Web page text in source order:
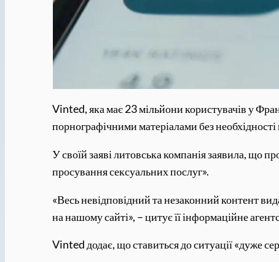
Vinted, яка має 23 мільйони користувачів у
порнографічними матеріалами без
У своїй заяві литовська компанія заявила, що
просування сексуальних послуг».
«Весь невідповідний та незаконний контент
на нашому сайті», – цитує її інформаційне
Vinted додає, що ставиться до ситуації «дуже